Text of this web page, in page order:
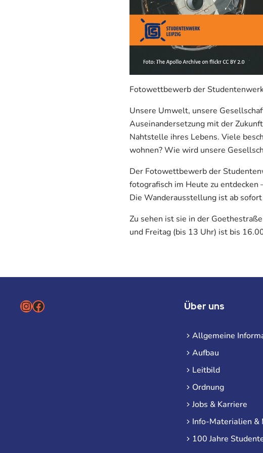
Fotowettbewerb der
Unsere Umwelt, unsere
Auseinandersetzung mit der
Nahtstelle ihres Lebens. Viele
wohnen? Wie wird unsere
Der Fotowettbewerb der
fotografisch im Heute zu entdecken
Die Wanderausstellung ist ab
Zu sehen ist sie in der
und Freitag (bis 13 Uhr) ist bis
Instagram
Facebook Über uns
Allgemeine
Aufbau
Leitbild
Ordnung
Jobs & Karriere
Info-Materialien &
100 Jahre